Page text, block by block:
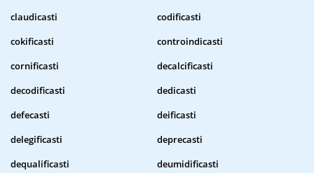
claudicasti
codificasti
cokificasti
controindicasti
cornificasti
decalcificasti
decodificasti
dedicasti
defecasti
deificasti
delegificasti
deprecasti
dequalificasti
deumidificasti